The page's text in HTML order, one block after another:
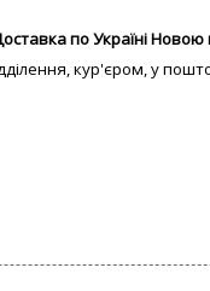
по Україні
кур'єром, у